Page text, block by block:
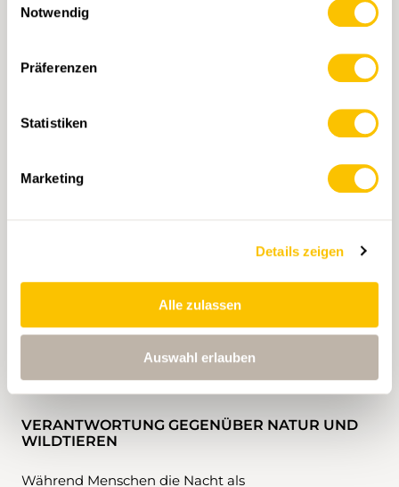
Notwendig
Präferenzen
Statistiken
Marketing
Details zeigen
Alle zulassen
Auswahl erlauben
gibt es im Blogbeitrag unseres Partners
Tippsfür die Planung.
VERANTWORTUNG GEGENÜBER NATUR UND
WILDTIEREN
Während Menschen die Nacht als